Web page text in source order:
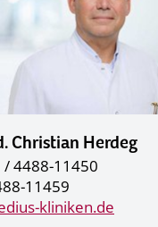
Christian Herdeg
4488-11450
11459
kliniken.de